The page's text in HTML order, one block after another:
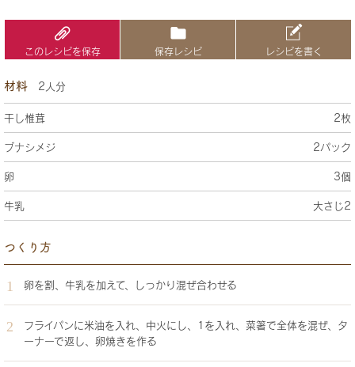
このレシピを保存 保存レシピ レシピを書く
材料 2人分
干し椎茸 2枚
ブナシメジ 2パック
卵 3個
牛乳 大さじ2
つくり方
卵を割、牛乳を加えて、しっかり混ぜ合わせる
フライパンに米油を入れ、中火にし、1を入れ、菜箸で全体を混ぜ、タ
ーナーで返し、卵焼きを作る